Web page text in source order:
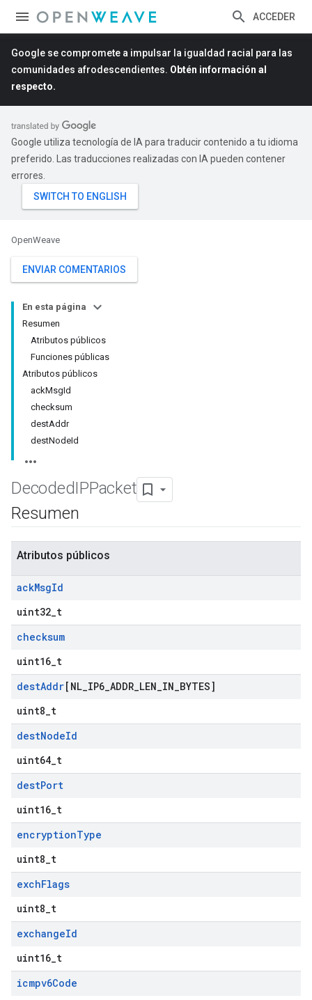
ACCEDER
Google se compromete a impulsar la igualdad racial para las
comunidades afrodescendientes. Obtén información al
respecto.
Google utiliza tecnología de IA para traducir contenido a tu idioma
preferido. Las traducciones realizadas con IA pueden contener
errores.
OpenWeave
ENVIAR COMENTARIOS
En esta página
Resumen
Atributos públicos
Funciones públicas
Atributos públicos
ackMsgId
checksum
destAddr
destNodeId
DecodedIPPacket
Resumen
Atributos públicos
ackMsgId
uint32_t
checksum
uint16_t
destAddr[NL IP6 ADDR LEN IN BYTES]
uint8_t
destNodeId
uint64_t
destPort
uint16_t
encryptionType
uint8_t
exchFlags
uint8_t
exchangeId
uint16_t
icmpv6Code